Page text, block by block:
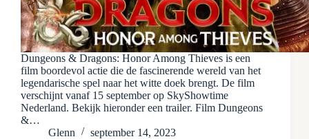
Dungeons & Dragons: Honor Among Thieves is een
film boordevol actie die de fascinerende wereld van het
legendarische spel naar het witte doek brengt. De film
verschijnt vanaf 15 september op SkyShowtime
Nederland. Bekijk hieronder een trailer. Film Dungeons
&…
Glenn
september 14, 2023